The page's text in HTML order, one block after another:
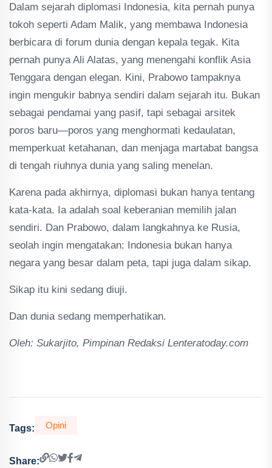
Dalam sejarah diplomasi Indonesia, kita pernah punya
tokoh seperti Adam Malik, yang membawa Indonesia
berbicara di forum dunia dengan kepala tegak. Kita
pernah punya Ali Alatas, yang menengahi konflik Asia
Tenggara dengan elegan. Kini, Prabowo tampaknya
ingin mengukir babnya sendiri dalam sejarah itu. Bukan
sebagai pendamai yang pasif, tapi sebagai arsitek
poros baru—poros yang menghormati kedaulatan,
memperkuat ketahanan, dan menjaga martabat bangsa
di tengah riuhnya dunia yang saling menelan.
Karena pada akhirnya, diplomasi bukan hanya tentang
kata-kata. Ia adalah soal keberanian memilih jalan
sendiri. Dan Prabowo, dalam langkahnya ke Rusia,
seolah ingin mengatakan: Indonesia bukan hanya
negara yang besar dalam peta, tapi juga dalam sikap.
Sikap itu kini sedang diuji.
Dan dunia sedang memperhatikan.
Oleh: Sukarjito, Pimpinan Redaksi Lenteratoday.com
Tags: Opini
Share: